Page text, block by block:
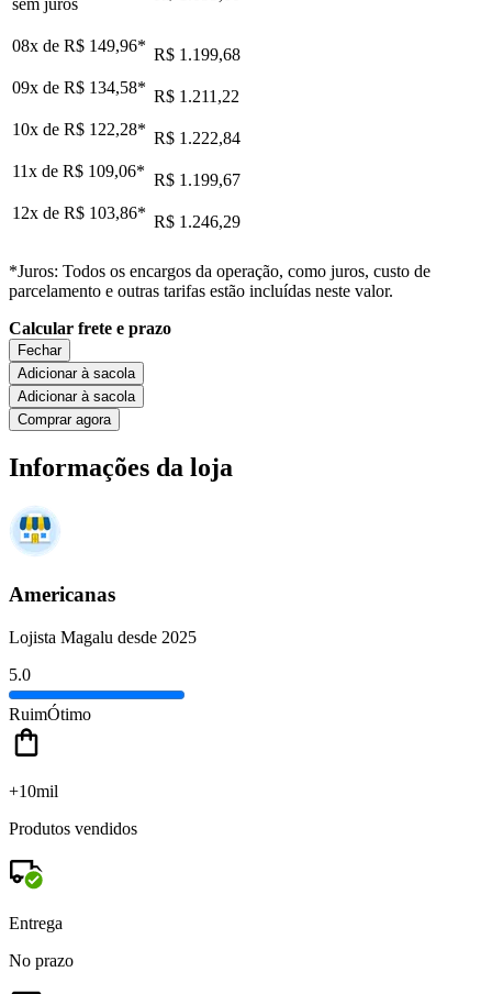
sem juros
08x de R$ 149,96* R$ 1.199,68
09x de R$ 134,58* R$ 1.211,22
10x de R$ 122,28* R$ 1.222,84
11x de R$ 109,06* R$ 1.199,67
12x de R$ 103,86* R$ 1.246,29
*Juros: Todos os encargos da operação, como juros, custo de
parcelamento e outras tarifas estão incluídas neste valor.
Calcular frete e prazo
Fechar
Adicionar à sacola
Adicionar à sacola
Comprar agora
Informações da loja
Americanas
Lojista Magalu desde 2025
5.0
RuimÓtimo
+10mil
Produtos vendidos
Entrega
No prazo